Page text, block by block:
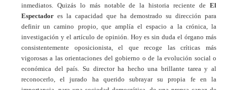
inmediatos. Quizás lo más notable de la historia reciente de El
Espectador es la capacidad que ha demostrado su dirección para
definir un camino propio, que amplía el espacio a la crónica, la
investigación y el artículo de opinión. Hoy es sin duda el órgano más
consistentemente oposicionista, el que recoge las críticas más
vigorosas a las orientaciones del gobierno o de la evolución social o
económica del país. Su director ha hecho una brillante tarea y al
reconocerlo, el jurado ha querido subrayar su propia fe en la